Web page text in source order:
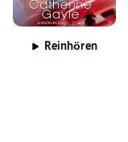
Reinhören